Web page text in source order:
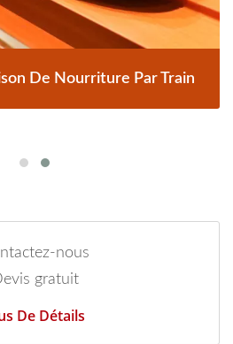
De Nourriture Par Train
nous
gratuit
De Détails